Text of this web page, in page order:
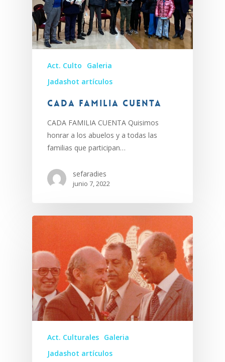
Act. Culto
Galeria
Jadashot artículos
Cada Familia Cuenta
CADA FAMILIA CUENTA Quisimos
honrar a los abuelos y a todas las
familias que participan…
sefaradies
junio 7, 2022
Act. Culturales Galeria
Jadashot artículos